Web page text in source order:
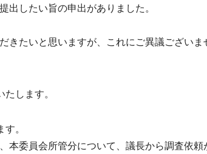
したい旨の申出がありました。
たいと思いますが、これにご異議ございま
します。
。
委員会所管分について、議長から調査依頼